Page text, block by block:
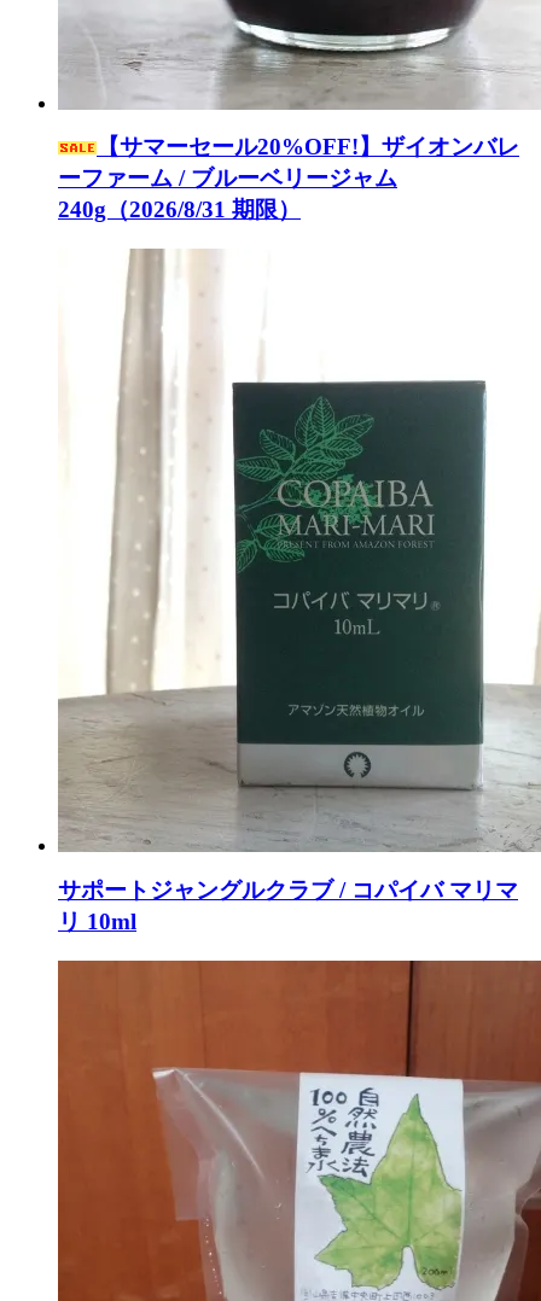
【サマーセール20%OFF!】ザイオンバレ
ーファーム / ブルーベリージャム
240g（2026/8/31 期限）
サポートジャングルクラブ / コパイバ マリマ
リ 10ml